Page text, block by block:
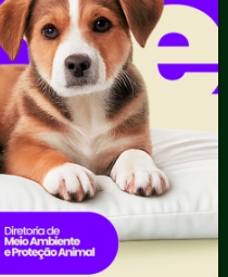
Portal Transporte
Escolar
Contratos
Contratos Administrativos
Despesas
I - Anexo I - Ficha de
Registro de Fornecedor -
Forma Indireta
II - Anexo II - Ficha de